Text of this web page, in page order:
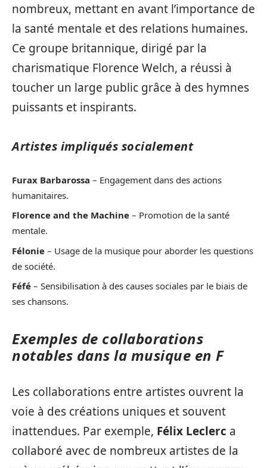
nombreux, mettant en avant l’importance de
la santé mentale et des relations humaines.
Ce groupe britannique, dirigé par la
charismatique Florence Welch, a réussi à
toucher un large public grâce à des hymnes
puissants et inspirants.
Artistes impliqués socialement
Furax Barbarossa – Engagement dans des actions
humanitaires.
Florence and the Machine – Promotion de la santé
mentale.
Félonie – Usage de la musique pour aborder les questions
de société.
Féfé – Sensibilisation à des causes sociales par le biais de
ses chansons.
Exemples de collaborations
notables dans la musique en F
Les collaborations entre artistes ouvrent la
voie à des créations uniques et souvent
inattendues. Par exemple, Félix Leclerc a
collaboré avec de nombreux artistes de la